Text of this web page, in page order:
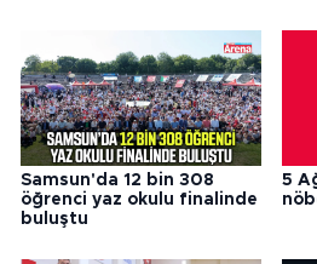
Samsun'da 12 bin 308
öğrenci yaz okulu finalinde
buluştu
5